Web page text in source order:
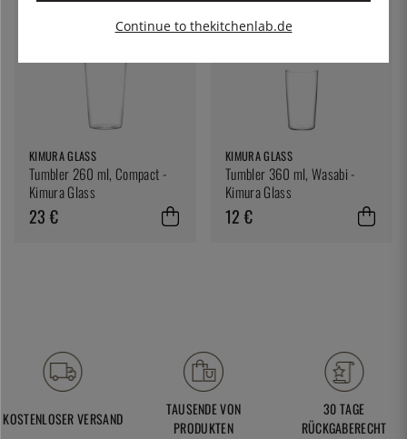
KIMURA GLASS
Tumbler 260 ml, Compact -
Kimura Glass
23 €
KIMURA GLASS
Tumbler 360 ml, Wasabi -
Kimura Glass
12 €
KOSTENLOSER VERSAND
TAUSENDE VON
PRODUKTEN
30 TAGE
RÜCKGABERECHT
Continue to thekitchenlab.de